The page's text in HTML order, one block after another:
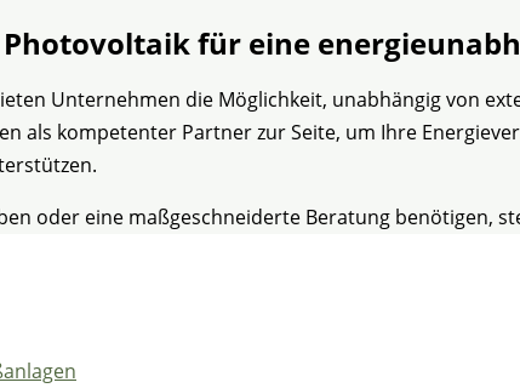
Photovoltaik für eine
Unternehmen die Möglichkeit, unabhängig von
als kompetenter Partner zur Seite, um Ihre
oder eine maßgeschneiderte Beratung benötigen,